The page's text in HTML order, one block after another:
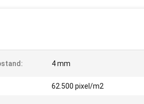
4 mm
62.500 pixel/m2